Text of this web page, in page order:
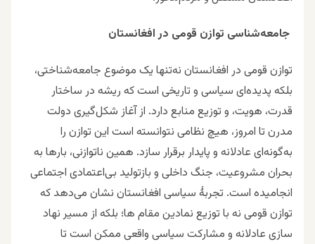
جامعه‌شناسی توازن قومی در افغانستان
توازن قومی در افغانستان نه‌تنها یک موضوع جامعه‌شناختی،
بلکه پدیده‌ای سیاسی و تاریخی است که ریشه در ساختار
قدرت، هویت، و توزیع منابع دارد. از آغاز شکل‌گیری دولت
مدرن تا امروز، هیچ نظامی نتوانسته است این توازن را
به‌گونه‌ای عادلانه و پایدار برقرار سازد. همین ناتوازنی، بارها به
بحران مشروعیت، جنگ داخلی و بازتولید بی‌اعتمادی اجتماعی
انجامیده است. تجربهٔ سیاسی افغانستان نشان می‌دهد که
توازن قومی نه با توزیع نمادین مقام ها؛ بلکه از مسیر نهاد
سازی عادلانه و مشارکت سیاسی واقعی ممکن است تا